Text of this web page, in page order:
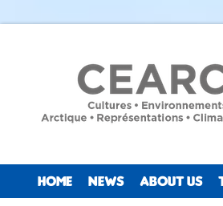
HOME NEWS ABOUT US